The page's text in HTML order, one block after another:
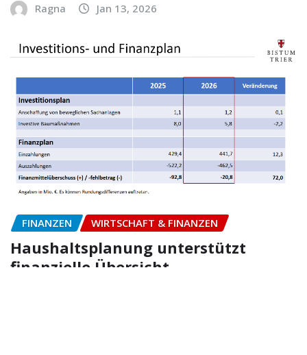
Ragna Jan 13, 2026
FINANZEN WIRTSCHAFT & FINANZEN
Haushaltsplanung unterstützt
finanzielle Übersicht